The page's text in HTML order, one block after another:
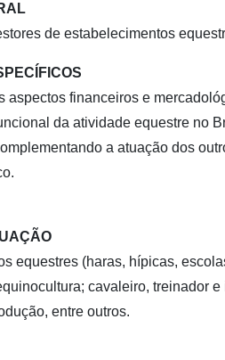
de estabelecimentos
aspectos financeiros e
da atividade equestre no
a atuação dos
equestres (haras, hípicas,
cavaleiro, treinador
entre outros.